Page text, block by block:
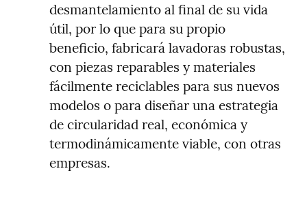
desmantelamiento al final de su vida
útil, por lo que para su propio
beneficio, fabricará lavadoras robustas,
con piezas reparables y materiales
fácilmente reciclables para sus nuevos
modelos o para diseñar una estrategia
de circularidad real, económica y
termodinámicamente viable, con otras
empresas.